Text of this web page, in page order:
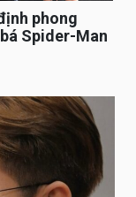
phong
Spider-Man